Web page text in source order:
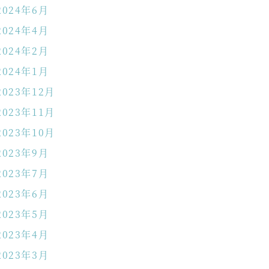
年6月
年4月
年2月
年1月
年12月
年11月
年10月
年9月
年7月
年6月
年5月
年4月
年3月